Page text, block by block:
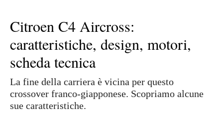
Citroen C4 Aircross:
caratteristiche, design, motori,
scheda tecnica
La fine della carriera è vicina per questo
crossover franco-giapponese. Scopriamo alcune
sue caratteristiche.